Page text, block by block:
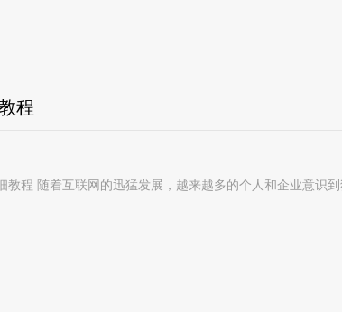
程
程 随着互联网的迅猛发展，越来越多的个人和企业意识